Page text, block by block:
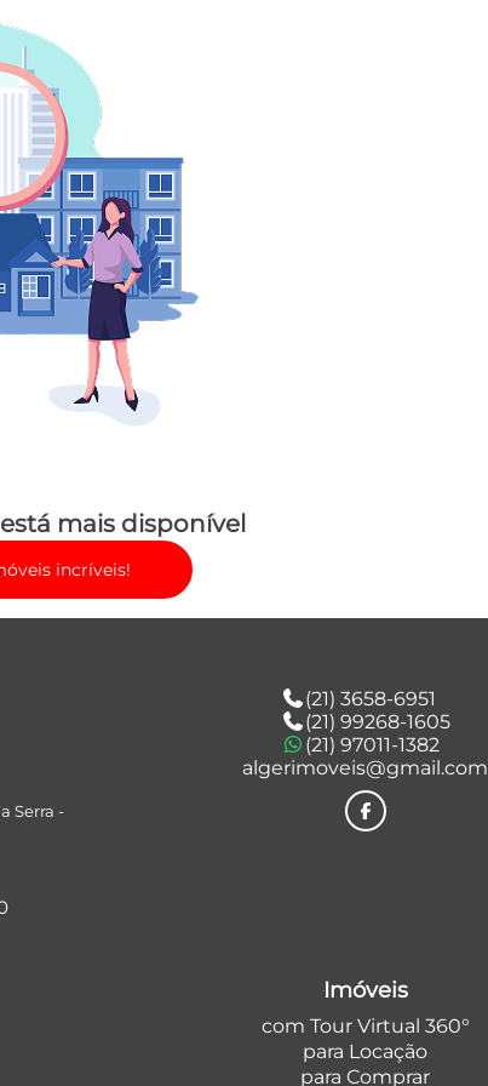
mais disponível
incríveis!
Serra -
(21) 3658-6951
(21) 99268-1605
(21) 97011-1382
algerimoveis@gmail.com
Imóveis
com Tour Virtual 360°
para Locação
para Comprar